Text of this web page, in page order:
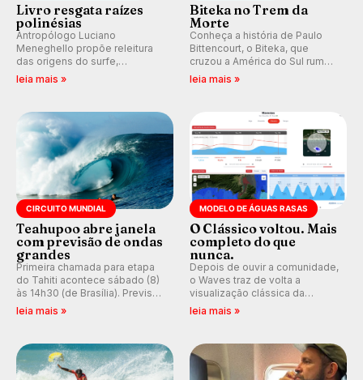
Livro resgata raízes
polinésias
Antropólogo Luciano
Meneghello propõe releitura
das origens do surfe,
resgatando a cultura polinésia
prática em esporte e indústria.
leia mais »
Biteka no Trem da
Morte
Conheça a história de Paulo
Bittencourt, o Biteka, que
cruzou a América do Sul rumo
ao Pacífico em uma jornada
leia mais »
CIRCUITO MUNDIAL
Teahupoo abre janela
com previsão de ondas
grandes
Primeira chamada para etapa
do Tahiti acontece sábado (8)
às 14h30 (de Brasília). Previsão
indica swell consistente.
Kelly Slater convidado.
leia mais »
MODELO DE ÁGUAS RASAS
O Clássico voltou. Mais
completo do que
nunca.
Depois de ouvir a comunidade,
o Waves traz de volta a
visualização clássica da
previsão de águas rasas,
ondas para até 16 dias.
leia mais »